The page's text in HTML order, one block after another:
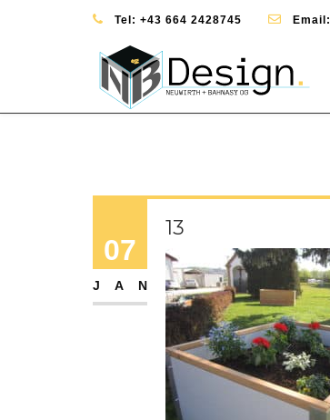
Tel: +43 664 2428745 Email:
07
JAN
13